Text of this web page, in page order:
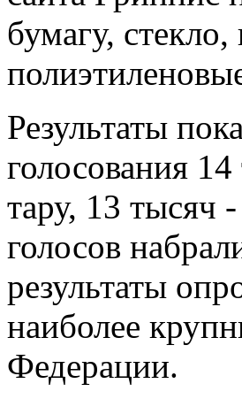
бумагу,
Результаты
голосования
тару, 13 тысяч
голосов
результаты
наиболее
Федерации.